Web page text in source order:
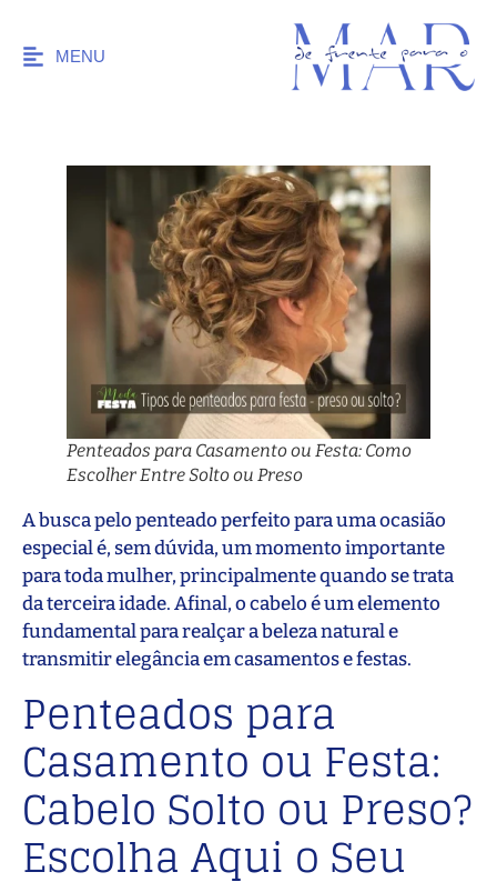
MENU
Penteados para Casamento ou Festa: Como
Escolher Entre Solto ou Preso
A busca pelo penteado perfeito para uma ocasião
especial é, sem dúvida, um momento importante
para toda mulher, principalmente quando se trata
da terceira idade. Afinal, o cabelo é um elemento
fundamental para realçar a beleza natural e
transmitir elegância em casamentos e festas.
Penteados para
Casamento ou Festa:
Cabelo Solto ou Preso?
Escolha Aqui o Seu